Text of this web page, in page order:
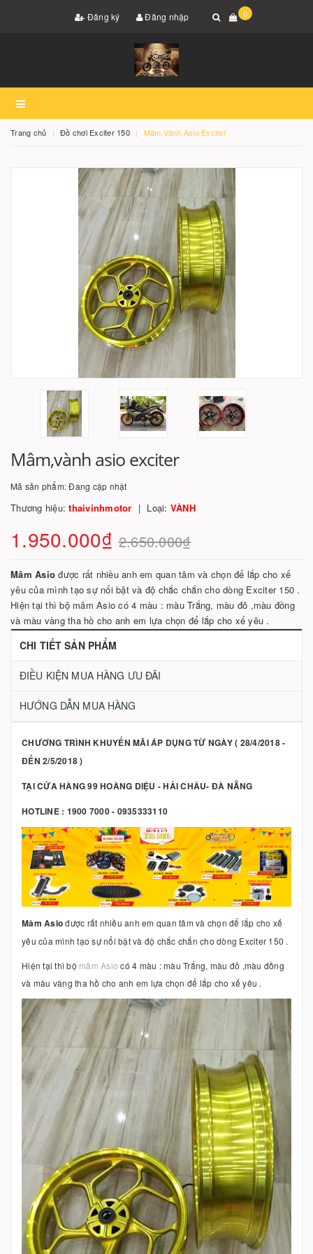
Đăng ký Đăng nhập 0
Trang chủ Đồ chơi Exciter 150 Mâm,Vành Asio Exciter
Mâm,vành asio exciter
Mã sản phẩm:Đang cập nhật
Thương hiệu:thaivinhmotor Loại: VÀNH
1.950.000₫ 2.650.000₫
Mâm Asio được rất nhiều anh em quan tâm và chọn để lắp cho xế
yêu của mình tạo sự nổi bật và độ chắc chắn cho dòng Exciter 150 .
Hiện tại thì bộ mâm Asio có 4 màu : màu Trắng, màu đỏ ,màu đồng
và màu vàng tha hồ cho anh em lựa chọn để lắp cho xế yêu .
CHI TIẾT SẢN PHẨM
ĐIỀU KIỆN MUA HÀNG ƯU ĐÃI
HƯỚNG DẪN MUA HÀNG
CHƯƠNG TRÌNH KHUYẾN MÃI ÁP DỤNG TỪ NGÀY ( 28/4/2018 -
ĐẾN 2/5/2018 )
TẠI CỬA HÀNG 99 HOÀNG DIỆU - HẢI CHÂU- ĐÀ NẴNG
HOTLINE : 1900 7000 - 0935333110
Mâm Asiođược rất nhiều anh em quan tâm và chọn để lắp cho xế
yêu của mình tạo sự nổi bật và độ chắc chắn cho dòng Exciter 150 .
Hiện tại thì bộ mâm Asio có 4 màu : màu Trắng, màu đỏ ,màu đồng
và màu vàng tha hồ cho anh em lựa chọn để lắp cho xế yêu .